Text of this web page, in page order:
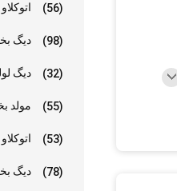
(56)
دیگ (98)
دیگ (32)
مولد (55)
(53)
دیگ (78)